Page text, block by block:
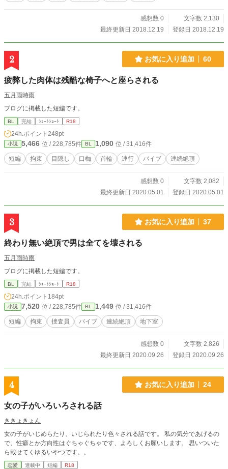
感想数 0
文字数 2,130
最終更新日 2018.12.19
登録日 2018.12.19
2 お気に入り追加 60
疲弊した肉体は残酷な椅子へと座らされる
五月雨時雨
ブログに掲載した短編です。
BL 完結 ｼｮｰﾄｼｮｰﾄ R18
24h.ポイント 248pt
小説 5,466 位 / 228,785件 BL 1,090 位 / 31,416件
短編 拘束 目隠し 口枷 首輪 連行 バイブ 連続絶頂
感想数 0
文字数 2,082
最終更新日 2020.05.01
登録日 2020.05.01
3 お気に入り追加 37
終わり無い絶頂で男は全てを壊される
五月雨時雨
ブログに掲載した短編です。
BL 完結 ｼｮｰﾄｼｮｰﾄ R18
24h.ポイント 184pt
小説 7,520 位 / 228,785件 BL 1,449 位 / 31,416件
短編 拘束 捜査員 バイブ 連続絶頂 地下室
感想数 0
文字数 2,826
最終更新日 2020.09.26
登録日 2020.09.26
4 お気に入り追加 24
女の子がいろいろされる話
ききょきょん
女の子がいじめらたり、いじられたり色々される話です。 私の気分であげるの
で、性癖とか方向性はぐちゃぐちゃです、よろしくお願いします。 思いついた
ら載せてくゆるいやつです。。
恋愛 連載中 短編 R18